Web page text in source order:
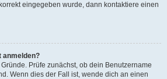
eingegeben wurde, dann kontaktiere einen
anmelden?
Prüfe zunächst, ob dein Benutzername
Wenn dies der Fall ist, wende dich an einen